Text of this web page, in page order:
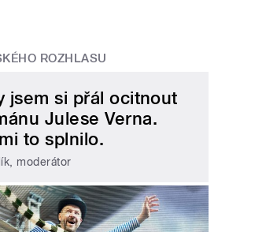
ROZHLASU
jsem si přál ocitnout
Julese Verna.
to splnilo.
moderátor